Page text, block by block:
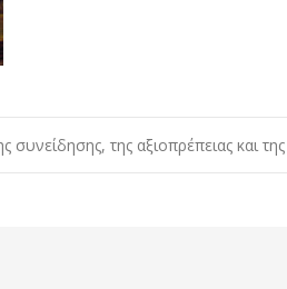
της αξιοπρέπειας και της